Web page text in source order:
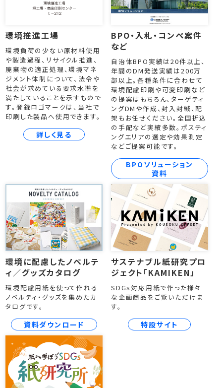
環境推進工場
環境負荷の少ない原材料使用
や製造過程、リサイクル推進、
廃棄物の適正処理、環境マネ
ジメント体制について、法令や
社会が求めている要求水準を
満たしていることを示すもので
す。登録ロゴマークは、当社で
印刷した製品へ使用できます。
詳しく見る
BPO・入札・コンペ案件
など
自治体BPO実績は20件以上、
年間のDM発送実績は200万
部以上。各種条件に合わせて
環境配慮印刷や可変印刷など
の提案はもちろん、ターゲティ
ングDMや作成、封入封緘、配
架もお任せください。全国折込
の手配など実績多数。ポスティ
ングエリアの選定や効果測定
などご提案可能です。
BPOソリューション
資料
環境に配慮したノベルテ
ィ／グッズカタログ
環境配慮用紙を使って作れる
ノベルティ・グッズを集めたカ
タログです。
資料ダウンロード
サステナブル紙研究プロ
ジェクト「KAMIKEN」
SDGs対応用紙で作った様々
な企画商品をご覧いただけま
す。
特設サイト